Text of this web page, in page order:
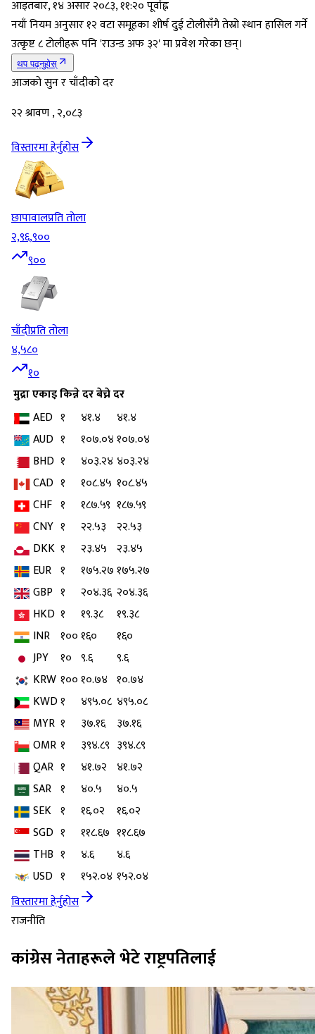
आइतबार, १४ असार २०८३, ११:२० पूर्वाह्न
नयाँ नियम अनुसार १२ वटा समूहका शीर्ष दुई टोलीसँगै तेस्रो स्थान हासिल गर्ने
उत्कृष्ट ८ टोलीहरू पनि 'राउन्ड अफ ३२' मा प्रवेश गरेका छन्।
थप पढ्नुहोस्
आजको सुन र चाँदीको दर
२२ श्रावण , २,०८३
विस्तारमा हेर्नुहोस
छापावालप्रति तोला
२,९६,९००
९००
चाँदीप्रति तोला
४,५८०
१०
मुद्राएकाइकिन्ने दरबेच्ने दर
AED १ ४१.४
४१.४
AUD १ १०७.०४१०७.०४
BHD १ ४०३.२४ ४०३.२४
CAD १ १०८.४५ १०८.४५
CHF १ १८७.५९ १८७.५९
CNY १ २२.५३
२२.५३
DKK १ २३.४५ २३.४५
EUR १ १७५.२७१७५.२७
GBP १ २०४.३६ २०४.३६
HKD १ १९.३८
१९.३८
INR १००१६०
१६०
JPY
१० ९.६
९.६
KRW १००१०.७४ १०.७४
KWD१ ४९५.०८ ४९५.०८
MYR १ ३७.१६
३७.१६
OMR १ ३९४.८९ ३९४.८९
QAR १ ४१.७२ ४१.७२
SAR १ ४०.५
४०.५
SEK १ १६.०२
१६.०२
SGD १ ११८.६७ ११८.६७
THB १ ४.६
४.६
USD १ १५२.०४ १५२.०४
विस्तारमा हेर्नुहोस
राजनीति
कांग्रेस नेताहरूले भेटे राष्ट्रपतिलाई